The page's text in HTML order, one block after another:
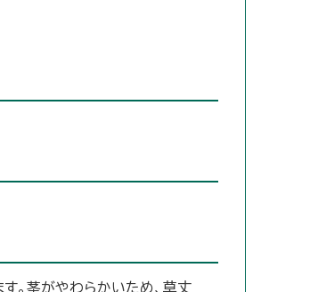
。茎がやわらかいため、草丈